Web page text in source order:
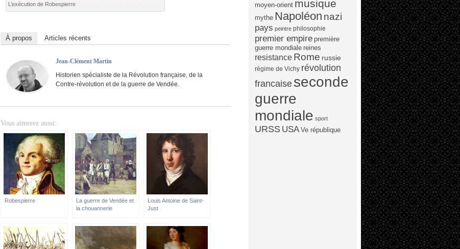
L’exécution de Robespierre
À propos Articles récents
Jean-Clément Martin
Historien spécialiste de la Révolution française, de la
Contre-révolution et de la guerre de Vendée.
Vous aimerez aussi:
Robespierre
La guerre de Vendée et
la chouannerie
Louis Antoine de Saint-
Just
moyen-orient musique
mythe Napoléon nazi
pays peintre philosophie
premier empire première
guerre mondiale reines
resistance Rome russie
régime de Vichy révolution
francaise seconde
guerre
mondiale sport
URSS USA Ve république